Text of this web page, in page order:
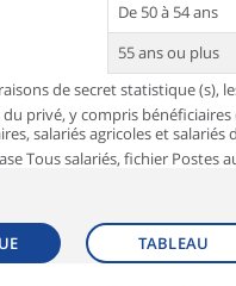
De 50 à 54 ans
55 ans ou plus
de secret statistique (s),
du privé, y compris
salariés agricoles et
Tous salariés, fichier Postes
TABLEAU